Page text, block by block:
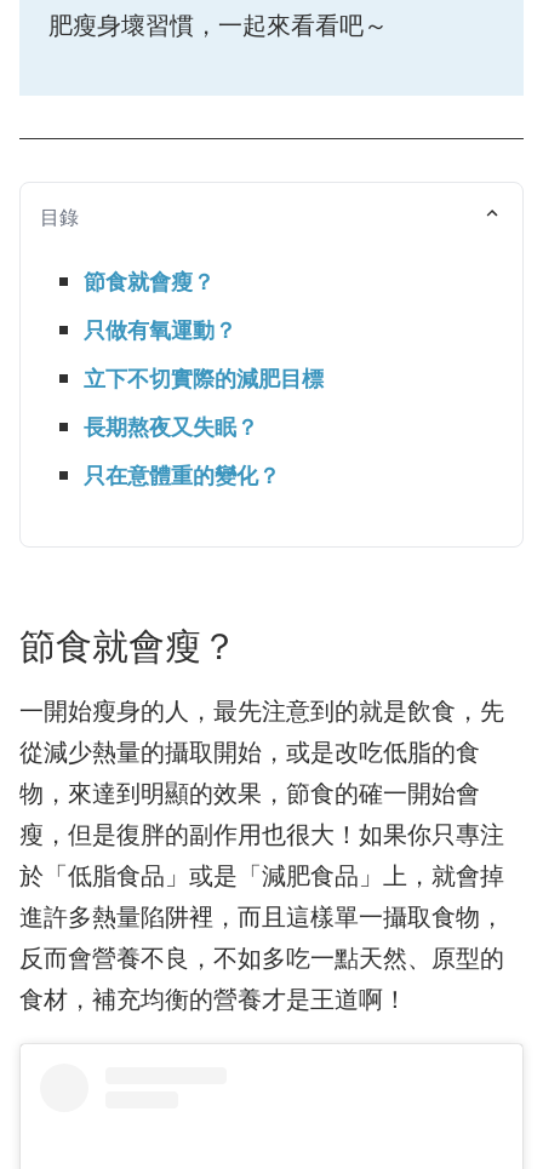
肥瘦身壞習慣，一起來看看吧～
目錄
節食就會瘦？
只做有氧運動？
立下不切實際的減肥目標
長期熬夜又失眠？
只在意體重的變化？
節食就會瘦？
一開始瘦身的人，最先注意到的就是飲食，先
從減少熱量的攝取開始，或是改吃低脂的食
物，來達到明顯的效果，節食的確一開始會
瘦，但是復胖的副作用也很大！如果你只專注
於「低脂食品」或是「減肥食品」上，就會掉
進許多熱量陷阱裡，而且這樣單一攝取食物，
反而會營養不良，不如多吃一點天然、原型的
食材，補充均衡的營養才是王道啊！